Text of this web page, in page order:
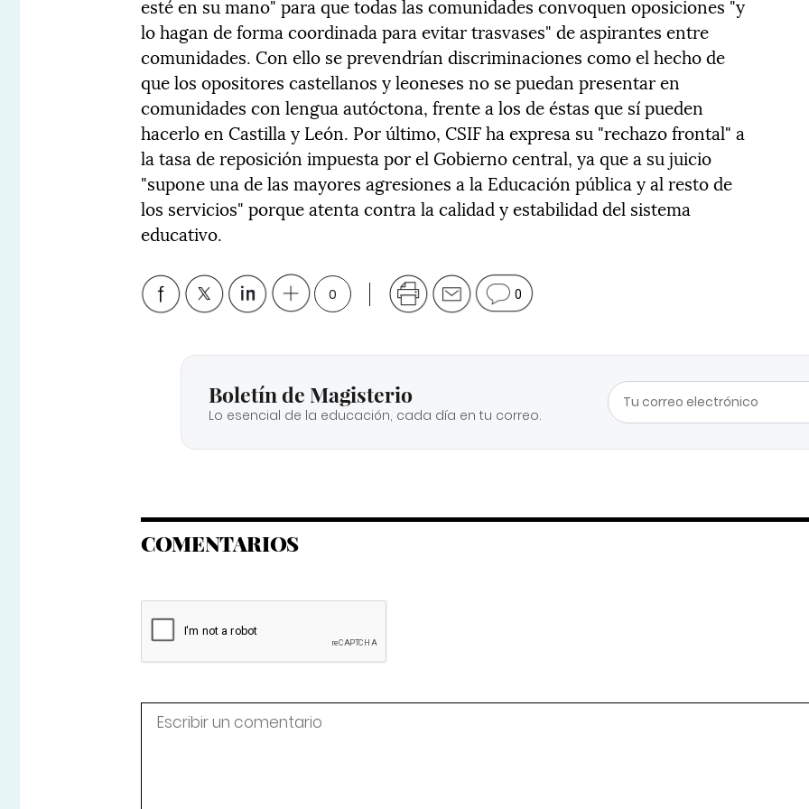
esté en su mano" para que todas las comunidades convoquen oposiciones "y
lo hagan de forma coordinada para evitar trasvases" de aspirantes entre
comunidades. Con ello se prevendrían discriminaciones como el hecho de
que los opositores castellanos y leoneses no se puedan presentar en
comunidades con lengua autóctona, frente a los de éstas que sí pueden
hacerlo en Castilla y León. Por último, CSIF ha expresa su "rechazo frontal" a
la tasa de reposición impuesta por el Gobierno central, ya que a su juicio
"supone una de las mayores agresiones a la Educación pública y al resto de
los servicios" porque atenta contra la calidad y estabilidad del sistema
educativo.
0 0
Boletín de Magisterio
Lo esencial de la educación, cada día en tu correo.
COMENTARIOS